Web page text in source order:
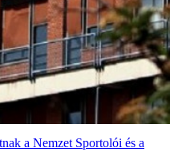
a Nemzet Sportolói és a